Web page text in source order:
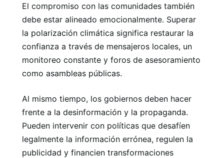
El compromiso con las comunidades también
debe estar alineado emocionalmente. Superar
la polarización climática significa restaurar la
confianza a través de mensajeros locales, un
monitoreo constante y foros de asesoramiento
como asambleas públicas.
Al mismo tiempo, los gobiernos deben hacer
frente a la desinformación y la propaganda.
Pueden intervenir con políticas que desafíen
legalmente la información errónea, regulen la
publicidad y financien transformaciones